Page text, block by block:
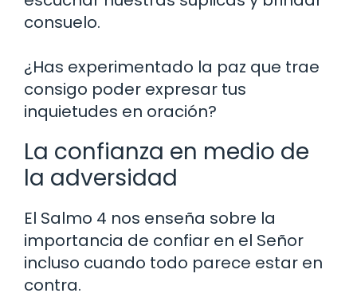
consuelo.
¿Has experimentado la paz que trae
consigo poder expresar tus
inquietudes en oración?
La confianza en medio de
la adversidad
El Salmo 4 nos enseña sobre la
importancia de confiar en el Señor
incluso cuando todo parece estar en
contra.